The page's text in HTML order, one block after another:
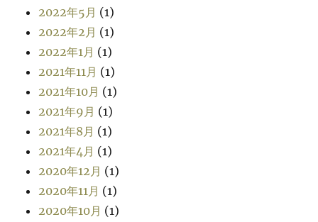
2022年5月 (1)
2022年2月 (1)
2022年1月 (1)
2021年11月 (1)
2021年10月 (1)
2021年9月 (1)
2021年8月 (1)
2021年4月 (1)
2020年12月 (1)
2020年11月 (1)
2020年10月 (1)